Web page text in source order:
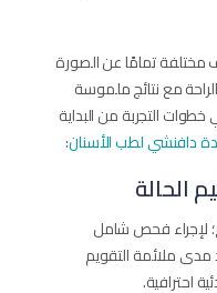
مختلفة تمامًا عن الصورة
مع نتائج ملموسة
التجربة من البداية
دافنشي لطب الأسنان:
لإجراء فحص شامل
مدى ملائمة التقويم
احترافية.